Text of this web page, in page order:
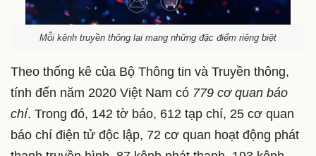
Mỗi kênh truyền thông lại mang những đặc điểm riêng biệt
Theo thống kê của Bộ Thông tin và Truyền thông,
tính đến năm 2020 Việt Nam có 779 cơ quan báo
chí. Trong đó, 142 tờ báo, 612 tạp chí, 25 cơ quan
báo chí điện tử độc lập, 72 cơ quan hoạt động phát